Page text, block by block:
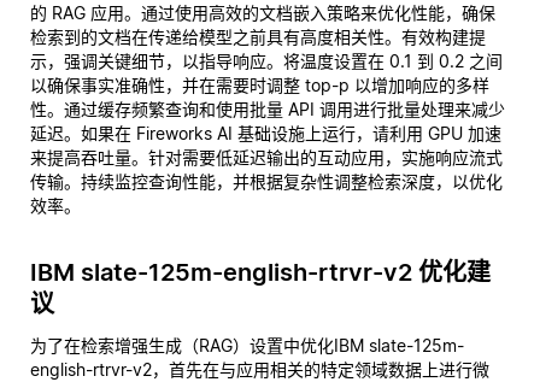
的 RAG 应用。通过使用高效的文档嵌入策略来优化性能，确保
检索到的文档在传递给模型之前具有高度相关性。有效构建提
示，强调关键细节，以指导响应。将温度设置在 0.1 到 0.2 之间
以确保事实准确性，并在需要时调整 top-p 以增加响应的多样
性。通过缓存频繁查询和使用批量 API 调用进行批量处理来减少
延迟。如果在 Fireworks AI 基础设施上运行，请利用 GPU 加速
来提高吞吐量。针对需要低延迟输出的互动应用，实施响应流式
传输。持续监控查询性能，并根据复杂性调整检索深度，以优化
效率。
IBM slate-125m-english-rtrvr-v2 优化建
议
为了在检索增强生成（RAG）设置中优化IBM slate-125m-
english-rtrvr-v2，首先在与应用相关的特定领域数据上进行微